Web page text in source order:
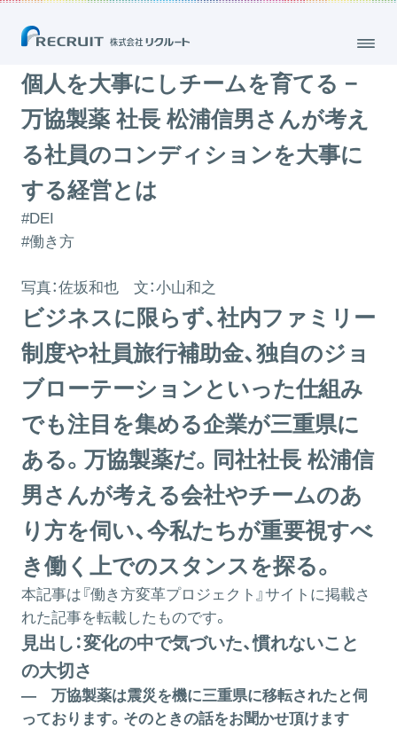
社員のコンディションを大事にする経営とは
個人を大事にしチームを育てる −
万協製薬 社長 松浦信男さんが考え
る社員のコンディションを大事に
する経営とは
#DEI
#働き方
写真：佐坂和也文：小山和之
ビジネスに限らず、社内ファミリー
制度や社員旅行補助金、独自のジョ
ブローテーションといった仕組み
でも注目を集める企業が三重県に
ある。万協製薬だ。同社社長 松浦信
男さんが考える会社やチームのあ
り方を伺い、今私たちが重要視すべ
き働く上でのスタンスを探る。
本記事は『働き方変革プロジェクト』サイトに掲載さ
れた記事を転載したものです。
見出し：変化の中で気づいた、慣れないこと
の大切さ
― 万協製薬は震災を機に三重県に移転されたと伺
っております。そのときの話をお聞かせ頂けます